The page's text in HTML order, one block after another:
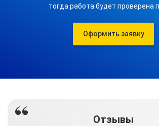
тогда работа будет проверена
Оформить заявку
Отзывы